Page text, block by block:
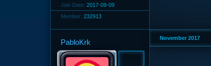
Join Date: 2017-09-09
Member: 232913
PabloKrk November 2017